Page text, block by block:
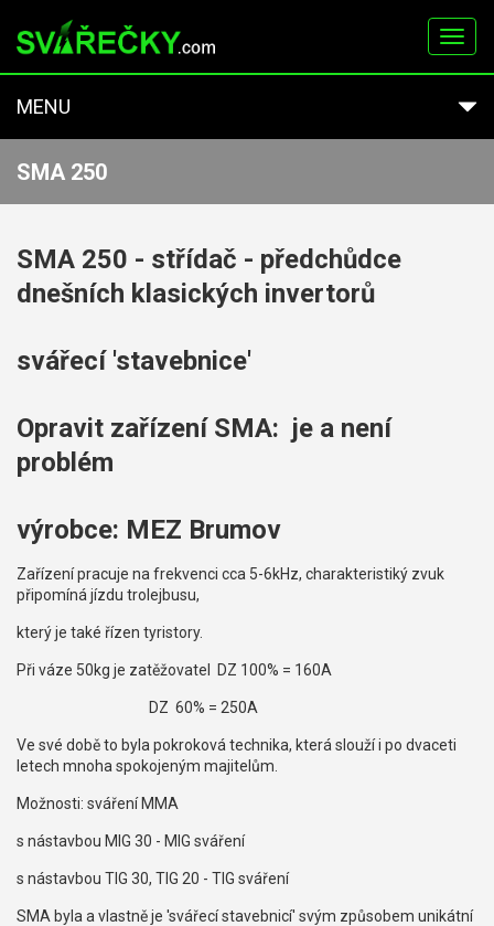
MENU
SMA 250
SMA 250 - střídač - předchůdce
dnešních klasických invertorů
svářecí 'stavebnice'
Opravit zařízení SMA: je a není
problém
výrobce: MEZ Brumov
Zařízení pracuje na frekvenci cca 5-6kHz, charakteristiký zvuk
připomíná jízdu trolejbusu,
který je také řízen tyristory.
Při váze 50kg je zatěžovatel DZ 100% = 160A
DZ 60% = 250A
Ve své době to byla pokroková technika, která slouží i po dvaceti
letech mnoha spokojeným majitelům.
Možnosti: sváření MMA
s nástavbou MIG 30 - MIG sváření
s nástavbou TIG 30, TIG 20 - TIG sváření
SMA byla a vlastně je 'svářecí stavebnicí' svým způsobem unikátní